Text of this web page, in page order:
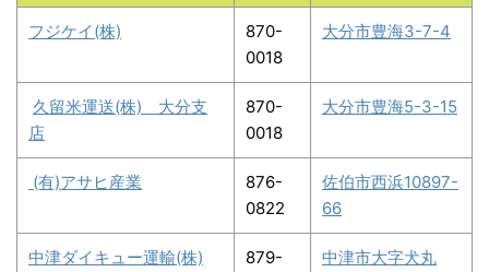
フジケイ(株)
870-
0018
大分市豊海3-7-4
久留米運送(株) 大分支
店
870-
0018
大分市豊海5-3-15
(有)アサヒ産業
876-
0822
佐伯市西浜10897-
66
中津ダイキュー運輸(株)
879-
中津市大字犬丸